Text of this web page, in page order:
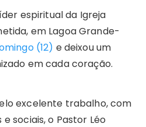
espiritual da Igreja
em Lagoa Grande-
(12) e deixou um
em cada coração.
excelente trabalho, com
sociais, o Pastor Léo